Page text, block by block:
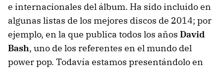
e internacionales del álbum. Ha sido incluido en
algunas listas de los mejores discos de 2014; por
ejemplo, en la que publica todos los años David
Bash, uno de los referentes en el mundo del
power pop. Todavía estamos presentándolo en